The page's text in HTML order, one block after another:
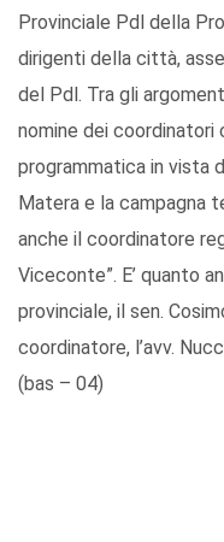
Provinciale Pdl della
dirigenti della città,
del Pdl. Tra gli
nomine dei coordinatori
programmatica in vista
Matera e la campagna
anche il coordinatore
Viceconte”. E’ quanto
provinciale, il sen.
coordinatore, l’avv.
(bas – 04)